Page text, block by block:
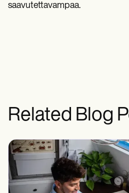
saavutettavampaa.
Related Blog